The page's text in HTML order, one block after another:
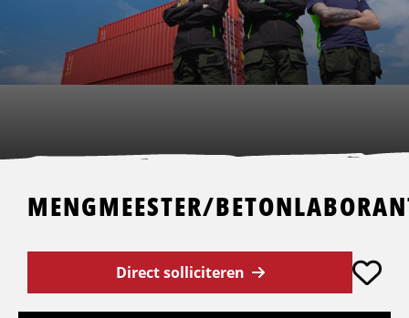
MENGMEESTER/
Direct solliciteren